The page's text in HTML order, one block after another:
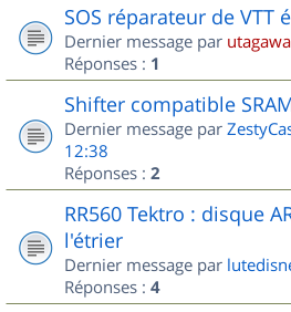
SOS réparateur de VTT
Dernier message par utagawa
Réponses : 1
Shifter compatible
Dernier message par
12:38
Réponses : 2
RR560 Tektro : disque
l'étrier
Dernier message par
Réponses : 4